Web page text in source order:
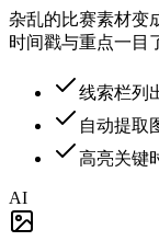
杂乱的比赛素材变
时间戳与重点一目
线索栏列
自动提取
高亮关键
AI